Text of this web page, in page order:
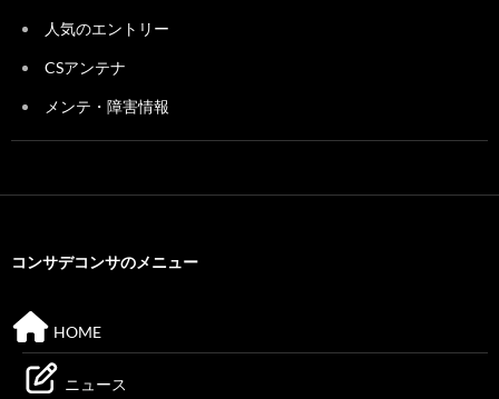
人気のエントリー
CSアンテナ
メンテ・障害情報
コンサデコンサのメニュー
HOME
ニュース